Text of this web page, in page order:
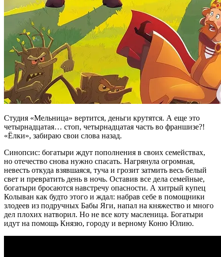
Студия «Мельница» вертится, деньги крутятся. А еще это
четырнадцатая… стоп, четырнадцатая часть во франшизе?!
«Ёлки», забираю свои слова назад.
Синопсис: богатыри ждут пополнения в своих семействах,
но отечество снова нужно спасать. Нагрянула огромная,
невесть откуда взявшаяся, туча и грозит затмить весь белый
свет и превратить день в ночь. Оставив все дела семейные,
богатыри бросаются навстречу опасности. А хитрый купец
Колыван как будто этого и ждал: набрав себе в помощники
злодеев из подручных Бабы Яги, напал на княжество и много
дел плохих натворил. Но не все коту масленица. Богатыри
идут на помощь Князю, городу и верному Коню Юлию.